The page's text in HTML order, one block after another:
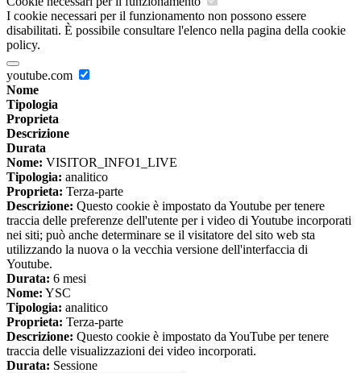
I cookie necessari per il funzionamento non possono essere
disabilitati. È possibile consultare l'elenco nella pagina della cookie
policy.
youtube.com
Nome
Tipologia
Proprieta
Descrizione
Durata
Nome: VISITOR_INFO1_LIVE
Tipologia: analitico
Proprieta: Terza-parte
Descrizione: Questo cookie è impostato da Youtube per tenere
traccia delle preferenze dell'utente per i video di Youtube incorporati
nei siti; può anche determinare se il visitatore del sito web sta
utilizzando la nuova o la vecchia versione dell'interfaccia di
Youtube.
Durata: 6 mesi
Nome: YSC
Tipologia: analitico
Proprieta: Terza-parte
Descrizione: Questo cookie è impostato da YouTube per tenere
traccia delle visualizzazioni dei video incorporati.
Durata: Sessione